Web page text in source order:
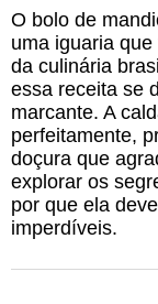
O bolo de
uma iguaria
da culinária
essa receita se
marcante. A
perfeitamente,
doçura que
explorar os
por que ela
imperdíveis.